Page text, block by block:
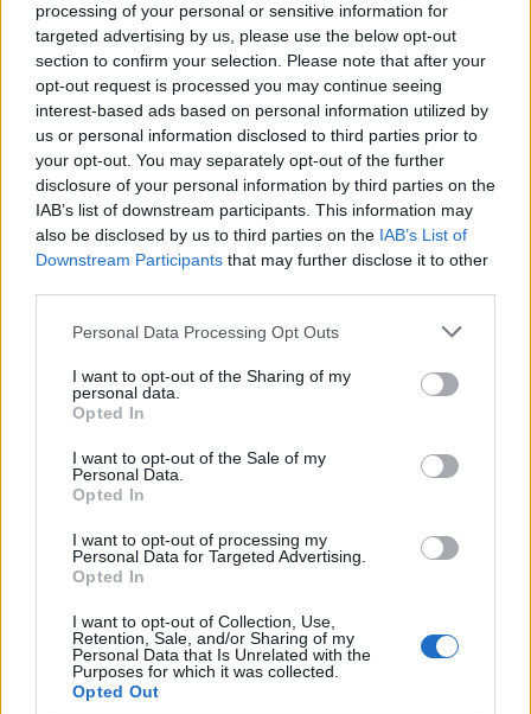
processing of your personal or sensitive information for
targeted advertising by us, please use the below opt-out
section to confirm your selection. Please note that after your
opt-out request is processed you may continue seeing
interest-based ads based on personal information utilized by
us or personal information disclosed to third parties prior to
your opt-out. You may separately opt-out of the further
disclosure of your personal information by third parties on the
IAB’s list of downstream participants. This information may
also be disclosed by us to third parties on the IAB’s List of
Downstream Participants that may further disclose it to other
Please note that this website/app uses one or more Google
not limited to your visit or usage behaviour. You may click to
grant or deny consent to Google and its third-party tags to
use your data for below specified purposes in below Google
consent section.
Personal Data Processing Opt Outs
I want to opt-out of the Sharing of my
personal data.
Opted In
I want to opt-out of the Sale of my
Personal Data.
Opted In
I want to opt-out of processing my
Personal Data for Targeted Advertising.
Opted In
I want to opt-out of Collection, Use,
Retention, Sale, and/or Sharing of my
Personal Data that Is Unrelated with the
Purposes for which it was collected.
Opted Out
Δεν έχουν γίνει ακόμα γνωστά τα ονόματα των
να φανεί πλέον πως θα παραταχθούν οι Ουκρανοί
απόψε (20:30) στη Λεωφόρο κόντρα στους
πράσινους, οι οποίοι μετά το 3-1 του πρώτου